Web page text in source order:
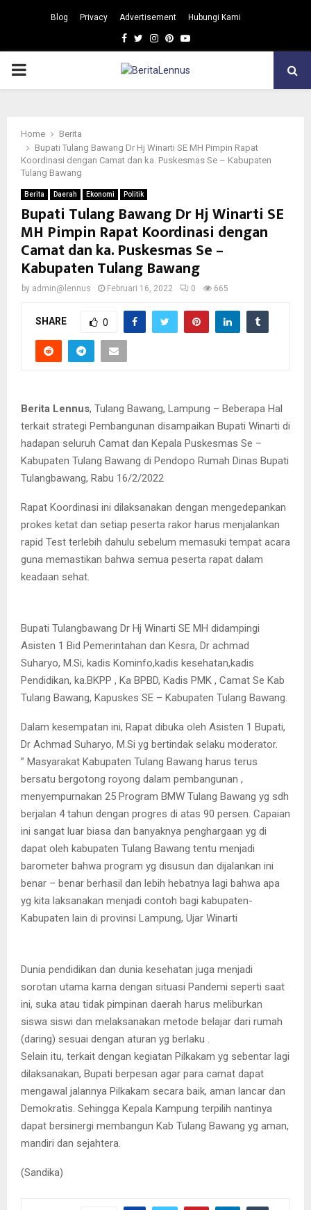
Blog Privacy Advertisement Hubungi Kami
Facebook
TwitterInstagram
Pinterest
Youtube
PRIMARY
Home
Berita
Bupati Tulang Bawang Dr Hj Winarti SE MH Pimpin Rapat
Koordinasi dengan Camat dan ka. Puskesmas Se – Kabupaten
Tulang Bawang
Berita Daerah Ekonomi Politik
Bupati Tulang Bawang Dr Hj Winarti SE
MH Pimpin Rapat Koordinasi dengan
Camat dan ka. Puskesmas Se –
Kabupaten Tulang Bawang
by admin@lennus Februari 16, 2022 0 665
SHARE 0
Berita Lennus, Tulang Bawang, Lampung – Beberapa Hal
terkait strategi Pembangunan disampaikan Bupati Winarti di
hadapan seluruh Camat dan Kepala Puskesmas Se –
Kabupaten Tulang Bawang di Pendopo Rumah Dinas Bupati
Tulangbawang, Rabu 16/2/2022
Rapat Koordinasi ini dilaksanakan dengan mengedepankan
prokes ketat dan setiap peserta rakor harus menjalankan
rapid Test terlebih dahulu sebelum memasuki tempat acara
guna memastikan bahwa semua peserta rapat dalam
keadaan sehat.
Bupati Tulangbawang Dr Hj Winarti SE MH didampingi
Asisten 1 Bid Pemerintahan dan Kesra, Dr achmad
Suharyo, M.Si, kadis Kominfo,kadis kesehatan,kadis
Pendidikan, ka.BKPP , Ka BPBD, Kadis PMK , Camat Se Kab
Tulang Bawang, Kapuskes SE – Kabupaten Tulang Bawang.
Dalam kesempatan ini, Rapat dibuka oleh Asisten 1 Bupati,
Dr Achmad Suharyo, M.Si yg bertindak selaku moderator.
” Masyarakat Kabupaten Tulang Bawang harus terus
bersatu bergotong royong dalam pembangunan ,
menyempurnakan 25 Program BMW Tulang Bawang yg sdh
berjalan 4 tahun dengan progres di atas 90 persen. Capaian
ini sangat luar biasa dan banyaknya penghargaan yg di
dapat oleh kabupaten Tulang Bawang tentu menjadi
barometer bahwa program yg disusun dan dijalankan ini
benar – benar berhasil dan lebih hebatnya lagi bahwa apa
yg kita laksanakan menjadi contoh bagi kabupaten-
Kabupaten lain di provinsi Lampung, Ujar Winarti
Dunia pendidikan dan dunia kesehatan juga menjadi
sorotan utama karna dengan situasi Pandemi seperti saat
ini, suka atau tidak pimpinan daerah harus meliburkan
siswa siswi dan melaksanakan metode belajar dari rumah
(daring) sesuai dengan aturan yg berlaku .
Selain itu, terkait dengan kegiatan Pilkakam yg sebentar lagi
dilaksanakan, Bupati berpesan agar para camat dapat
mengawal jalannya Pilkakam secara baik, aman lancar dan
Demokratis. Sehingga Kepala Kampung terpilih nantinya
dapat bersinergi membangun Kab Tulang Bawang yg aman,
mandiri dan sejahtera.
(Sandika)